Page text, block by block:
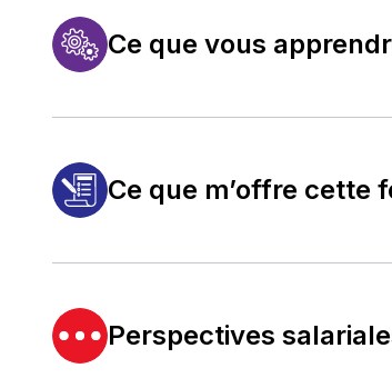
Ce que vous
Ce que m’offre cette
Perspectives